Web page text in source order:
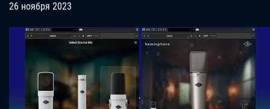
26 ноября 2023